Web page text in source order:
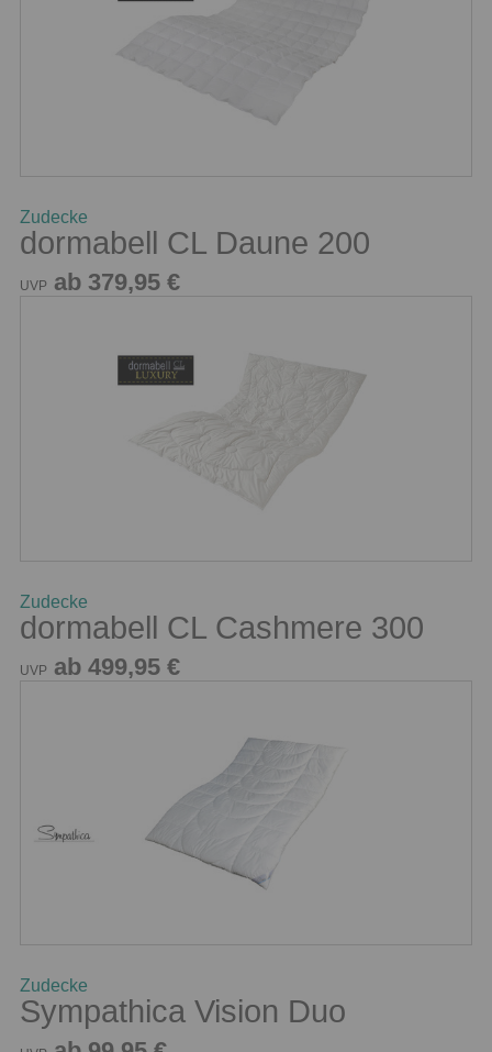
Zudecke
dormabell CL Daune 200
UVP ab 379,95 €
Zudecke
dormabell CL Cashmere 300
UVP ab 499,95 €
Zudecke
Sympathica Vision Duo